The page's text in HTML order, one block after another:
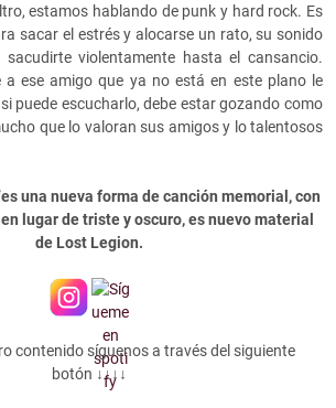
estamos hablando de punk y hard rock. Es
sacar el estrés y alocarse un rato, su sonido
violentamente hasta el cansancio.
a ese amigo que ya no está en este plano le
puede escucharlo, debe estar gozando como
que lo valoran sus amigos y lo talentosos
es una nueva forma de canción memorial, con
lugar de triste y oscuro, es nuevo material
de Lost Legion.
contenido síguenos a través del siguiente
botón ↓↓↓↓